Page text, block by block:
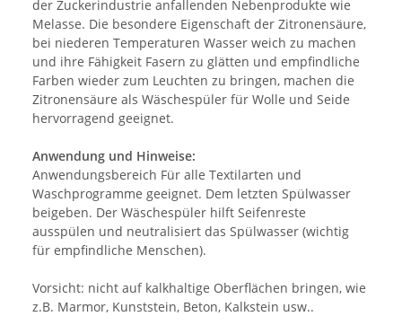
der Zuckerindustrie anfallenden Nebenprodukte wie
Melasse. Die besondere Eigenschaft der Zitronensäure,
bei niederen Temperaturen Wasser weich zu machen
und ihre Fähigkeit Fasern zu glätten und empfindliche
Farben wieder zum Leuchten zu bringen, machen die
Zitronensäure als Wäschespüler für Wolle und Seide
hervorragend geeignet.
Anwendung und Hinweise:
Anwendungsbereich Für alle Textilarten und
Waschprogramme geeignet. Dem letzten Spülwasser
beigeben. Der Wäschespüler hilft Seifenreste
ausspülen und neutralisiert das Spülwasser (wichtig
für empfindliche Menschen).
Vorsicht: nicht auf kalkhaltige Oberflächen bringen, wie
z.B. Marmor, Kunststein, Beton, Kalkstein usw..